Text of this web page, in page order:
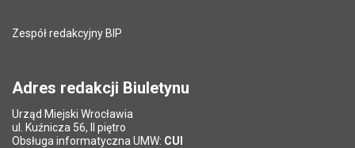
Pytanie antyspamowe
*
Pole wymagane
Zespół redakcyjny BIP
Adres redakcji Biuletynu
Urząd Miejski Wrocławia
ul. Kuźnicza 56, II piętro
Obsługa informatyczna UMW: CUI